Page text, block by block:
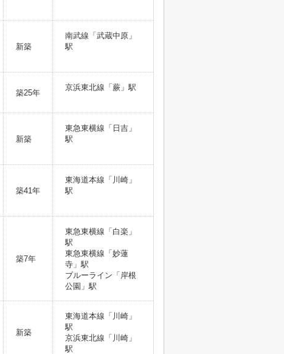
新築
南武線「武蔵中原」
駅
築25年
京浜東北線「蕨」駅
新築
東急東横線「日吉」
駅
築41年
東海道本線「川崎」
駅
築7年
東急東横線「白楽」
駅
東急東横線「妙蓮
寺」駅
ブルーライン「岸根
公園」駅
新築
東海道本線「川崎」
駅
京浜東北線「川崎」
駅